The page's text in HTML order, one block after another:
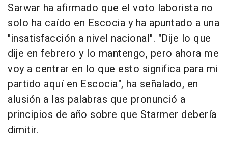
Sarwar ha afirmado que el voto laborista no
solo ha caído en Escocia y ha apuntado a una
"insatisfacción a nivel nacional". "Dije lo que
dije en febrero y lo mantengo, pero ahora me
voy a centrar en lo que esto significa para mi
partido aquí en Escocia", ha señalado, en
alusión a las palabras que pronunció a
principios de año sobre que Starmer debería
dimitir.